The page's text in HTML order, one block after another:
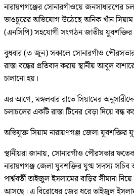
নারায়ণগঞ্জের সোনারগাঁওয়ে জনসাধারণের
ভাঙচুরের অভিযোগ উঠেছে অনিক খাঁন সিয়াম
(এনসিপি) সহযোগী সংগঠন জাতীয় যুবশক্তির
বুধবার (৩ জুন) সকালে সোনারগাঁও
রাস্তা বন্ধের প্রতিবাদ করায় স্থানীয় আবুল
চালানো হয়।
এর আগে, মঙ্গলবার রাতে সিয়ামের
চলাচলের একটি রাস্তা টিনের বেড়া দিয়ে
অভিযুক্ত সিয়াম নারায়ণগঞ্জ জেলা যুবশক্তির
স্থানীয়রা জানায়, সোনারগাঁও পৌরসভার
নারায়ণগঞ্জ জেলা যুবশক্তির যুগ্ম সদস্য সচিব
পার্শ্ববর্তী তাইজুল ইসলামের বাড়ির সীমানা
আসছে। এ বিরোধের জের ধরে তাইজুল